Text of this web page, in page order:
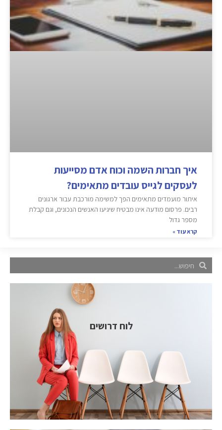
איך חברות השמה וכוח אדם מסייעות
לעסקים לגייס עובדים מתאימים?
איתור מועמדים מתאימים הפך למשימה מורכבת עבור ארגונים
רבים. פרסום מודעה אינו מבטיח שיגיעו האנשים הנכונים, וגם קבלת
מספר גדול
קרא עוד »
לוח דרושים